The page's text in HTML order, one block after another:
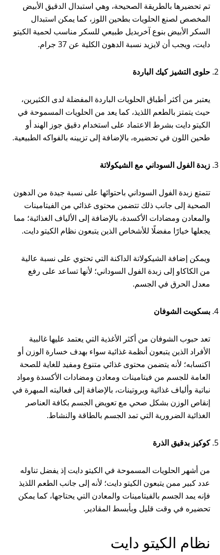
تم تحضيرها بالطريقة الصحيحة، وهي استبدال الدقيق الأبيض
المخصص لصنع الحلويات بطحين اللوز، كما يمكن استبدال
السكر الأبيض بنوع آخربديل طبيعي للسكر مناسب لحمية الكيتو
دايت، ويجب أن لايزيد نسبة الدهون الكلية عن 37 جرام.
حلوى التشيز كيك الباردة
يعتبر من أكثر أطباق الحلويات الباردة المفضلة لدى الكثيرين،
حيث يتمتز بالطعم اللذيذ، كما يعد من الحلويات المسموحة في
الكيتو دايت بشرط الاعتماد على استخدام دقيق جوز الهند أو
طحين اللون في تحضيره، بالإضافة إلى تزيينه بالفواكه الطبيعية.
زبدة الفول السوداني مع الشيكولاتة
تتمتع زبدة الفول السوداني باحتوائها على نسبة جيدة من الدهون
الصحية إلى جانب ذلك تتضمن محتوى غذائي من الفيتامينات
والمعادن ومضادات الأكسدة، بالإضافة إلى الألياف الغذائية؛ مما
يجعلها خيارًا مفضلًا للأشخاص الذين يتبعون نظام الكيتو دايت.
ويمكن إضافة الشيكولاتة الداكنة التي تحتوي على نسبة عالية
من الكاكاو إلى زبدة الفول السوداني؛ لأنها تساعد على رفع
معدل الحرق في الجسم.
بسكويت الشوفان
تعد حبوب الشوفان من أكثر الأغذية التي يعتمد عليها غالبية
الأفراد الذين يتبعون أنظمة غذائية سواء بهدف خسارة الوزن أو
اكتسابه؛ لأنه يتضمن محتوى غذائي متنوع ومفيد للغاية للصحة
العامة للجسم من فيتامينات ومعادن ومضادات الأكسدة ومواد
نباتية وألياف غذائية وبروتينات، بالإضافة إلى فعاليته المبهرة في
إنقاص الوزن بشكل صحي مع تعويض الجسم بكافة العناصر
الغذائية الضرورية التي تمد الجسم بالطاقة والنشاط.
كوكيز بدقيق الذرة
من أشهر الحلويات المسموحة في الكيتو دايت إذ يفضل تناوله
عدد كبير ممن يتبعون الكيتو دايت؛ لأنه إلى جانب الطعم اللذيذ
فإنه يمد الجسم بالفيتامينات والمعادن التي يحتاجها، كما يمكن
تحضيره في وقت قليل وبأبسط المقادير.
نظام الكيتو دايت